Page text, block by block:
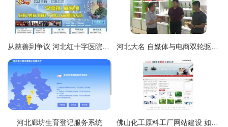
河北廊坊生育登记服务系统